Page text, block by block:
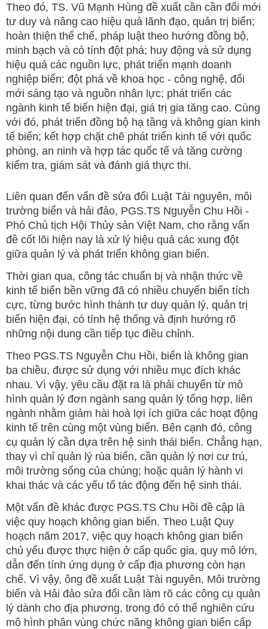
Theo đó, TS. Vũ Mạnh Hùng đề xuất cần cần đổi mới
tư duy và nâng cao hiệu quả lãnh đạo, quản trị biển;
hoàn thiện thể chế, pháp luật theo hướng đồng bộ,
minh bạch và có tính đột phá; huy động và sử dụng
hiệu quả các nguồn lực, phát triển mạnh doanh
nghiệp biển; đột phá về khoa học - công nghệ, đổi
mới sáng tạo và nguồn nhân lực; phát triển các
ngành kinh tế biển hiện đại, giá trị gia tăng cao. Cùng
với đó, phát triển đồng bộ hạ tầng và không gian kinh
tế biển; kết hợp chặt chẽ phát triển kinh tế với quốc
phòng, an ninh và hợp tác quốc tế và tăng cường
kiểm tra, giám sát và đánh giá thực thi.
Liên quan đến vấn đề sửa đổi Luật Tài nguyên, môi
trường biển và hải đảo, PGS.TS Nguyễn Chu Hồi -
Phó Chủ tịch Hội Thủy sản Việt Nam, cho rằng vấn
đề cốt lõi hiện nay là xử lý hiệu quả các xung đột
giữa quản lý và phát triển không gian biển.
Thời gian qua, công tác chuẩn bị và nhận thức về
kinh tế biển bền vững đã có nhiều chuyển biến tích
cực, từng bước hình thành tư duy quản lý, quản trị
biển hiện đại, có tính hệ thống và định hướng rõ
những nội dung cần tiếp tục điều chỉnh.
Theo PGS.TS Nguyễn Chu Hồi, biển là không gian
ba chiều, được sử dụng với nhiều mục đích khác
nhau. Vì vậy, yêu cầu đặt ra là phải chuyển từ mô
hình quản lý đơn ngành sang quản lý tổng hợp, liên
ngành nhằm giảm hài hoà lợi ích giữa các hoạt động
kinh tế trên cùng một vùng biển. Bên cạnh đó, công
cụ quản lý cần dựa trên hệ sinh thái biển. Chẳng hạn,
thay vì chỉ quản lý rùa biển, cần quản lý nơi cư trú,
môi trường sống của chúng; hoặc quản lý hành vi
khai thác và các yếu tố tác động đến hệ sinh thái.
Một vấn đề khác được PGS.TS Chu Hồi đề cập là
việc quy hoạch không gian biển. Theo Luật Quy
hoạch năm 2017, việc quy hoạch không gian biển
chủ yếu được thực hiện ở cấp quốc gia, quy mô lớn,
dẫn đến tính ứng dụng ở cấp địa phương còn hạn
chế. Vì vậy, ông đề xuất Luật Tài nguyên, Môi trường
biển và Hải đảo sửa đổi cần làm rõ các công cụ quản
lý dành cho địa phương, trong đó có thể nghiên cứu
mô hình phân vùng chức năng không gian biển cấp